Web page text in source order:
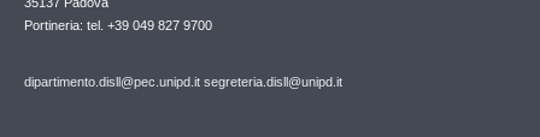
35137 Padova
Portineria: tel. +39 049 827 9700
dipartimento.disll@pec.unipd.it segreteria.disll@unipd.it